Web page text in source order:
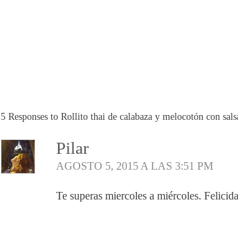
5 Responses to Rollito thai de calabaza y melocotón con
Pilar
AGOSTO 5, 2015 A LAS 3:51 PM
Te superas miercoles a miércoles.